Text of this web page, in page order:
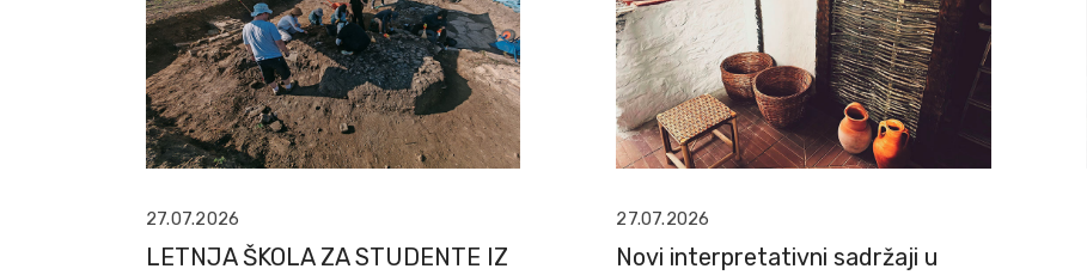
27.07.2026
LETNJA ŠKOLA ZA STUDENTE IZ
27.07.2026
Novi interpretativni sadržaji u